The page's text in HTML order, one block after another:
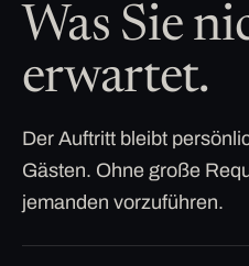
Was Sie
erwartet.
Der Auftritt bleibt
Gästen. Ohne große
jemanden vorzuführen.